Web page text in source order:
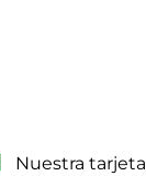
Nuestra tarjeta